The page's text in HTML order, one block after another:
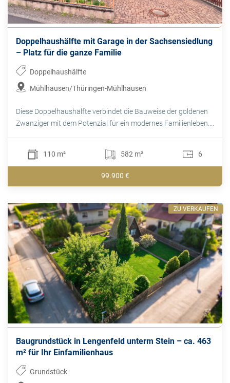
Doppelhaushälfte mit Garage in der Sachsensiedlung
– Platz für die ganze Familie
Doppelhaushälfte
Mühlhausen/Thüringen-Mühlhausen
Diese Doppelhaushälfte verbindet die Bauweise der goldenen
Zwanziger mit dem Potenzial für ein modernes Familienleben....
110 m² 582 m² 6
99.900 €
Baugrundstück in Lengenfeld unterm Stein – ca. 463
m² für Ihr Einfamilienhaus
Grundstück
ZU VERKAUFEN